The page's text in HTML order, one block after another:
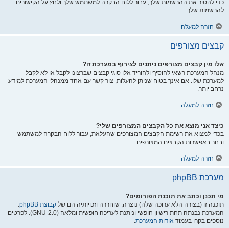
כדי להסיר את ההרשמות שלך, עבור ללוח הבקרה למשתמש שלך ולחץ על הקישורים
להרשמות שלך.
חזרה למעלה
קבצים מצורפים
אלו מין קבצים מצורפים ניתנים לצירוף במערכת זו?
מנהל המערכת רשאי להוסיף ולהוריד אלו סוגי קבצים שברצונו לקבל או לא לקבל
למערכת שלו. אם אינך בטוח שניתן להעלות, צור קשר עם אחד ממנהלי המערכת למידע
נרחב יותר.
חזרה למעלה
כיצד אני מוצא את כל הקבצים המצורפים שלי?
בכדי למצוא את רשימת הקבצים המצורפים שהעלאת, עבור ללוח הבקרה למשתמש
ובחר באפשרות הקבצים המצורפים.
חזרה למעלה
מערכת phpBB
מי תכנן וכתב את תוכנת הפורומים?
תוכנה זו (בצורה הלא ערוכה שלה) נוצרה, שוחררה וזכויותיה הם של קבוצת phpBB
.
המערכת נבנתה תחת רישיון חופשי וניתנת לעריכה חופשית ומלאה (GNU-2.0). לפרטים
נוספים בקרו בעמוד אודות המערכת.